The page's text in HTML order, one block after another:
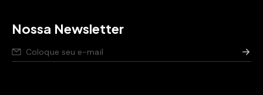
Nossa Newsletter